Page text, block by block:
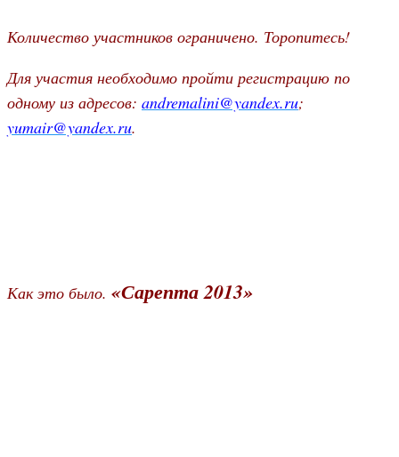
Количество участников ограничено. Торопитесь!
Для участия необходимо пройти регистрацию по
одному из адресов: andremalini@yandex.ru;
yumair@yandex.ru.
Как это было. «Сарепта 2013»